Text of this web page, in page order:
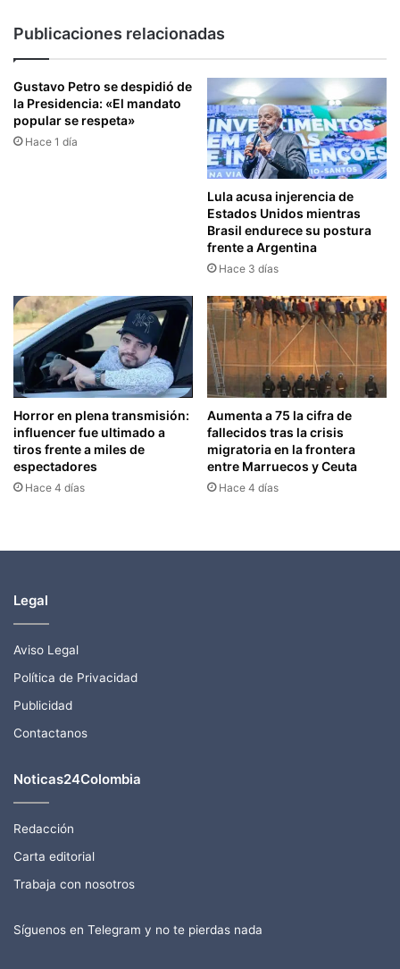
Publicaciones relacionadas
Gustavo Petro se despidió de
la Presidencia: «El mandato
popular se respeta»
Hace 1 día
Lula acusa injerencia de
Estados Unidos mientras
Brasil endurece su postura
frente a Argentina
Hace 3 días
Horror en plena transmisión:
influencer fue ultimado a
tiros frente a miles de
espectadores
Hace 4 días
Aumenta a 75 la cifra de
fallecidos tras la crisis
migratoria en la frontera
entre Marruecos y Ceuta
Hace 4 días
Legal
Aviso Legal
Política de Privacidad
Publicidad
Contactanos
Noticas24Colombia
Redacción
Carta editorial
Trabaja con nosotros
Síguenos en Telegram y no te pierdas nada